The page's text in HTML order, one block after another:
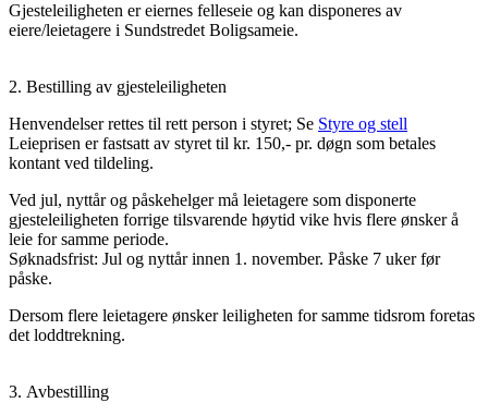
Gjesteleiligheten er eiernes felleseie og kan disponeres av
eiere/leietagere i Sundstredet Boligsameie.
2. Bestilling av gjesteleiligheten
Henvendelser rettes til rett person i styret; Se Styre og stell
Leieprisen er fastsatt av styret til kr. 150,- pr. døgn som betales
kontant ved tildeling.
Ved jul, nyttår og påskehelger må leietagere som disponerte
gjesteleiligheten forrige tilsvarende høytid vike hvis flere ønsker å
leie for samme periode.
Søknadsfrist: Jul og nyttår innen 1. november. Påske 7 uker før
påske.
Dersom flere leietagere ønsker leiligheten for samme tidsrom foretas
det loddtrekning.
3. Avbestilling